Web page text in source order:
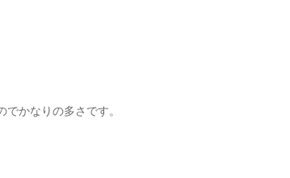
でかなりの多さです。